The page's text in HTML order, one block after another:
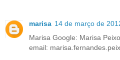
marisa 14 de março de
Marisa Google: Marisa
email: